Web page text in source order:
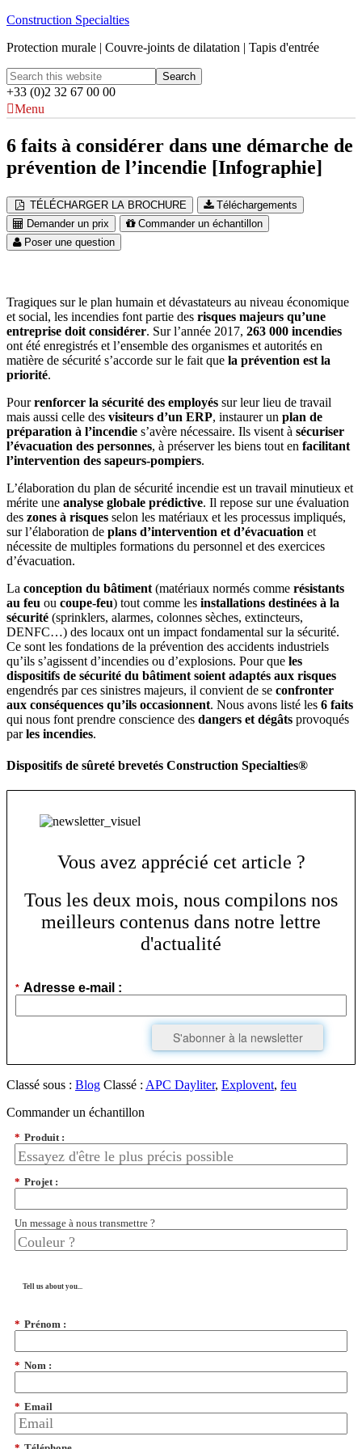
Construction Specialties
Protection murale | Couvre-joints de dilatation | Tapis d'entrée
+33 (0)2 32 67 00 00
Menu
6 faits à considérer dans une démarche de
prévention de l’incendie [Infographie]
TÉLÉCHARGER LA BROCHURE
Téléchargements
Demander un prix
Commander un échantillon
Poser une question
Tragiques sur le plan humain et dévastateurs au niveau économique
et social, les incendies font partie des risques majeurs qu’une
entreprise doit considérer. Sur l’année 2017, 263 000 incendies
ont été enregistrés et l’ensemble des organismes et autorités en
matière de sécurité s’accorde sur le fait que la prévention est la
priorité.
Pourrenforcer la sécurité des employés sur leur lieu de travail
mais aussi celle des visiteurs d’un ERP, instaurer un plan de
préparation à l’incendie s’avère nécessaire. Ils visent à sécuriser
l’évacuation des personnes, à préserver les biens tout en facilitant
l’intervention des sapeurs-pompiers.
L’élaboration du plan de sécurité incendie est un travail minutieux et
mérite une analyse globale prédictive. Il repose sur une évaluation
des zones à risques selon les matériaux et les processus impliqués,
sur l’élaboration de plans d’intervention et d’évacuation et
nécessite de multiples formations du personnel et des exercices
d’évacuation.
La conception du bâtiment (matériaux normés comme résistants
au feu ou coupe-feu) tout comme les installations destinées à la
sécurité (sprinklers, alarmes, colonnes sèches, extincteurs,
DENFC…) des locaux ont un impact fondamental sur la sécurité.
Ce sont les fondations de la prévention des accidents industriels
qu’ils s’agissent d’incendies ou d’explosions. Pour que les
dispositifs de sécurité du bâtiment soient adaptés aux risques
engendrés par ces sinistres majeurs, il convient de se confronter
aux conséquences qu’ils occasionnent. Nous avons listé les 6 faits
qui nous font prendre conscience des dangers et dégâts provoqués
parles incendies.
Dispositifs de sûreté brevetés Construction Specialties®
Vous avez apprécié cet article ?
Tous les deux mois, nous compilons nos
meilleurs contenus dans notre lettre
d'actualité
* Adresse e-mail :
S'abonner à la newsletter
Classé sous : Blog Classé : APC Dayliter, Explovent, feu
Commander un échantillon
* Produit :
* Projet :
Un message à nous transmettre ?
Tell us about you...
* Prénom :
* Nom :
* Email